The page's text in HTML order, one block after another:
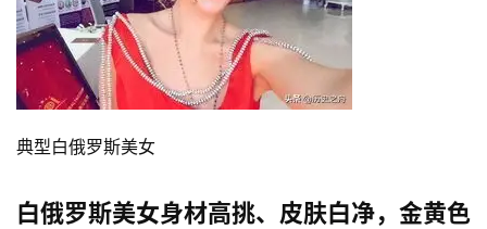
典型白俄罗斯美女
白俄罗斯美女身材高挑、皮肤白净，金黄色